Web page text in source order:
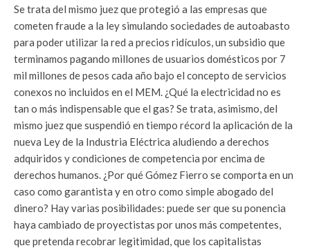
Se trata del mismo juez que protegió a las empresas que
cometen fraude a la ley simulando sociedades de autoabasto
para poder utilizar la red a precios ridículos, un subsidio que
terminamos pagando millones de usuarios domésticos por 7
mil millones de pesos cada año bajo el concepto de servicios
conexos no incluidos en el MEM. ¿Qué la electricidad no es
tan o más indispensable que el gas? Se trata, asimismo, del
mismo juez que suspendió en tiempo récord la aplicación de la
nueva Ley de la Industria Eléctrica aludiendo a derechos
adquiridos y condiciones de competencia por encima de
derechos humanos. ¿Por qué Gómez Fierro se comporta en un
caso como garantista y en otro como simple abogado del
dinero? Hay varias posibilidades: puede ser que su ponencia
haya cambiado de proyectistas por unos más competentes,
que pretenda recobrar legitimidad, que los capitalistas